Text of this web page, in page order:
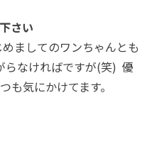
さい
ましてのワンちゃんとも
らなければですが(笑) 優
も気にかけてます。